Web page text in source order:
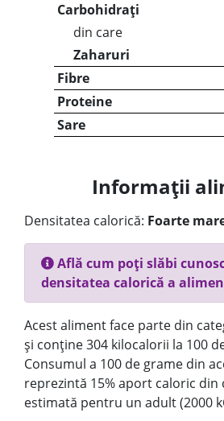
Carbohidrați
din care
Zaharuri
Fibre
Proteine
Sare
Informații
Densitatea calorică: Foarte
Află cum poți slăbi
densitatea calorică a
Acest aliment face parte din
și conține 304 kilocalorii la 100
Consumul a 100 de grame din
reprezintă 15% aport caloric din
estimată pentru un adult (2000